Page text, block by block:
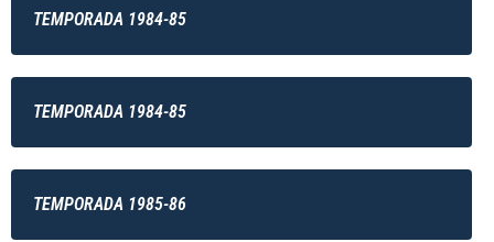
TEMPORADA 1984-85
TEMPORADA 1984-85
TEMPORADA 1985-86